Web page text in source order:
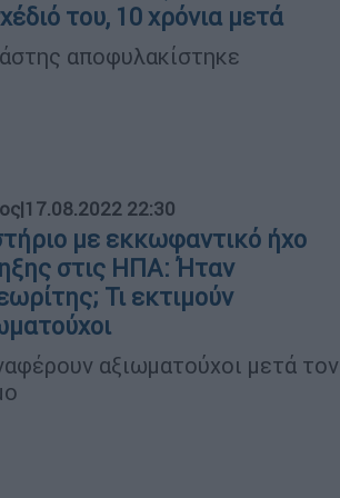
του, 10 χρόνια μετά
αποφυλακίστηκε
|17.08.2022 22:30
με εκκωφαντικό ήχο
στις ΗΠΑ: Ήταν
Τι εκτιμούν
αξιωματούχοι μετά τον